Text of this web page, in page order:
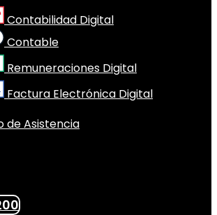
Contabilidad Digital
Contable
Remuneraciones Digital
Factura Electrónica Digital
de Asistencia